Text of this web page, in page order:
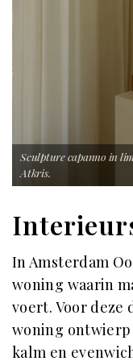
Sculpture capanno in
Atkris.
In Amsterdam
woning waarin
voert. Voor
woning ontwierp
kalm en